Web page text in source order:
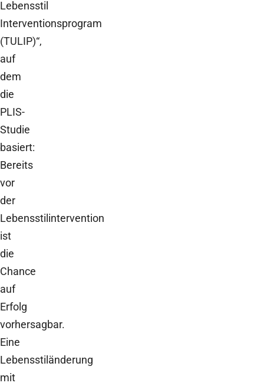
Lebensstil
Interventionsprogram
(TULIP)“,
auf
dem
die
PLIS-
Studie
basiert:
Bereits
vor
der
Lebensstilintervention
ist
die
Chance
auf
Erfolg
vorhersagbar.
Eine
Lebensstiländerung
mit